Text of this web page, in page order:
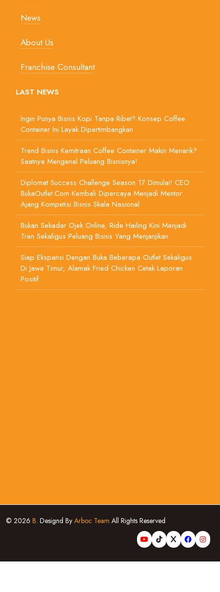
News
About Us
Franchise Consultant
LAST NEWS
Ingin Punya Bisnis Kopi Tanpa Ribet? Konsep Coffee
Container Ini Layak Dipertimbangkan
Trend Bisnis Kemitraan Coffee Container Makin Menarik?
Saatnya Mengenal Peluang Bisnisnya!
Diplomat Success Challenge Season 17 Dimulai! CEO
BukaOutlet.com Kembali Dipercaya Menjadi Mentor
Ajang Kompetisi Bisnis Skala Nasional
Bukan Sekadar Ojek Online, Ride Hailing Kini Menjadi
Tren Sekaligus Peluang Bisnis Yang Menjanjikan
Siap Ekspansi Dengan Buka Beberapa Outlet Sekaligus
Di Jawa Timur, Alamak Fried Chicken Cetak Laporan
Positif
© 2026 B. Designd By Arboc Team All Rights Reserved